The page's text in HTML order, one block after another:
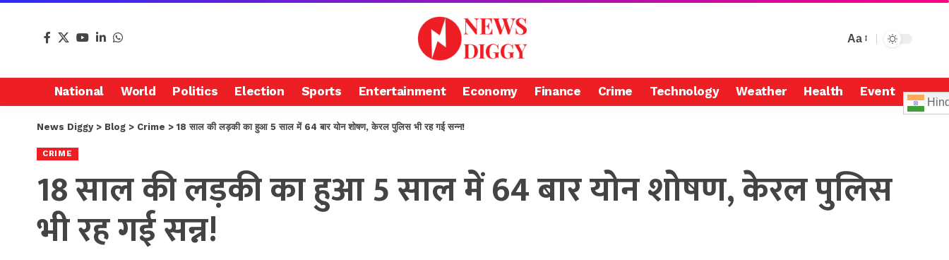
Aa
National World Politics Election Sports Entertainment Economy Finance Crime Technology Weather Health Event
News Diggy> Blog > Crime >18 साल की लड़की का हुआ 5 साल में 64 बार योन शोषण, केरल पुलिस भी रह गई सन्न!
CRIME
18 साल की लड़की का हुआ 5 साल में 64 बार योन शोषण, केरल पुलिस
भी रह गई सन्न!